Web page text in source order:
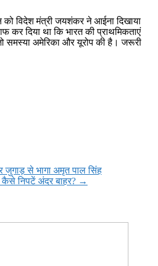
विदेश मंत्री जयशंकर ने आईना दिखाया
कर दिया था कि भारत की प्राथमिकताएं
समस्‍या अमेरिका और यूरोप की है। जरूरी
जुगाड़ से भागा अमृत पाल सिंह
निपटें अंदर बाहर? →